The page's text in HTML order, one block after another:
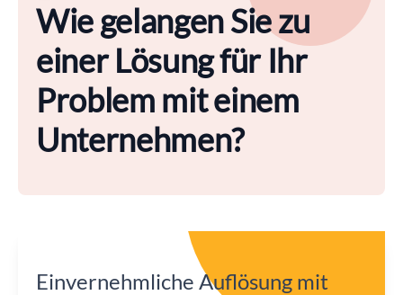
Wie gelangen Sie zu
einer Lösung für Ihr
Problem mit einem
Unternehmen?
Einvernehmliche Auflösung mit